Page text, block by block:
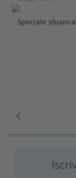
Speciale